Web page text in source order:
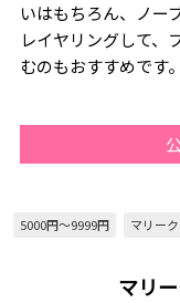
いはもちろん、ノー
レイヤリングして、
むのもおすすめです。
5000円～9999円 マリー
マリ